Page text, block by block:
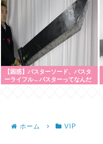
【困惑】バスターソード、バスタ
ーライフル←バスターってなんだ
ホーム VIP